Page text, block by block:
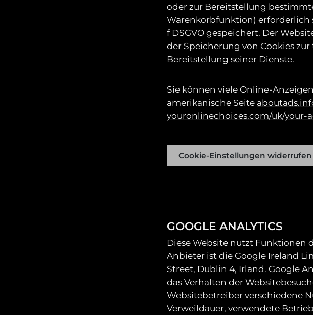
oder zur Bereitstellung
Warenkorbfunktion) erforderlich
f DSGVO gespeichert. Der
der Speicherung von Cookies
Bereitstellung seiner Dienste.
Sie können viele Online-
amerikanische Seite
youronlinechoices.com/uk/your-
Cookie-Einstellungen widerrufen
GOOGLE ANALYTICS
Diese Website nutzt Funktionen
Anbieter ist die Google Ireland
Street, Dublin 4, Irland. Google
das Verhalten der
Websitebetreiber verschiedene
Verweildauer, verwendete